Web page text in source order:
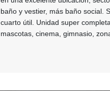
baño y vestier, más baño social.
cuarto útil. Unidad super
mascotas, cinema, gimnasio,